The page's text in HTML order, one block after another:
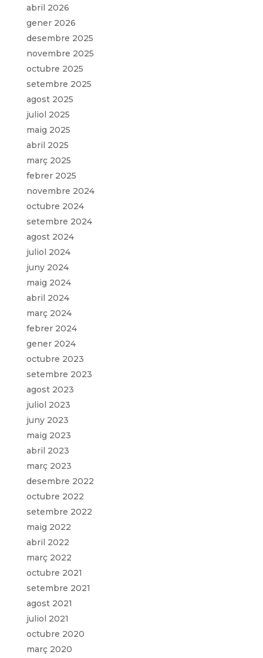
abril 2026
gener 2026
desembre 2025
novembre 2025
octubre 2025
setembre 2025
agost 2025
juliol 2025
maig 2025
abril 2025
març 2025
febrer 2025
novembre 2024
octubre 2024
setembre 2024
agost 2024
juliol 2024
juny 2024
maig 2024
abril 2024
març 2024
febrer 2024
gener 2024
octubre 2023
setembre 2023
agost 2023
juliol 2023
juny 2023
maig 2023
abril 2023
març 2023
desembre 2022
octubre 2022
setembre 2022
maig 2022
abril 2022
març 2022
octubre 2021
setembre 2021
agost 2021
juliol 2021
octubre 2020
març 2020